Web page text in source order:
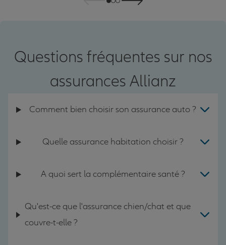
Questions fréquentes sur nos
assurances Allianz
Comment bien choisir son assurance auto ?
Quelle assurance habitation choisir ?
A quoi sert la complémentaire santé ?
Qu'est-ce que l'assurance chien/chat et que
couvre-t-elle ?